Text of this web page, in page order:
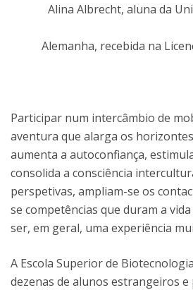
Alina Albrecht, aluna da
Alemanha, recebida na
Participar num intercâmbio de
aventura que alarga os
aumenta a autoconfiança,
consolida a consciência
perspetivas, ampliam-se os
se competências que duram a
ser, em geral, uma experiência
A Escola Superior de
dezenas de alunos estrangeiros